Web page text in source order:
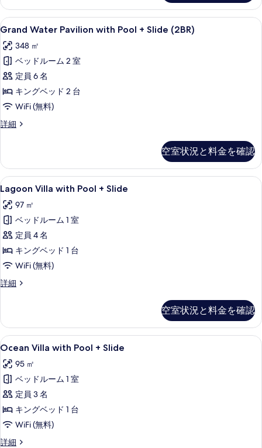
写
真
を
表
示
す
る
Pool
の
詳
Grand
Water
Pavilion
with
Pool
+
Slide
(2BR)
の
べ
て
の
写
真
を
表
示
す
Grand Water Pavilion with Pool +
7
Grand Water Pavilion with Pool + Slide (2BR)
348 ㎡
ベッドルーム 2 室
定員 6 名
キングベッド 2 台
WiFi (無料)
詳細
Grand
Pool
Slide
(2BR)
の
詳
空室状況と料金を確認
Lagoon
Villa
with
Pool
+
Slide
の
す
の
写
真
を
表
示
す
る
Lagoon Villa with Pool + Slide | エジ
6
Lagoon Villa with Pool + Slide
97 ㎡
ベッドルーム 1 室
定員 4 名
キングベッド 1 台
WiFi (無料)
詳細
Lagoon
+
Slide
の
細
空室状況と料金を確認
Ocean
Villa
with
Pool
+
Slide
の
す
Ocean Villa with Pool + Slide | エジ
9
Ocean Villa with Pool + Slide
95 ㎡
ベッドルーム 1 室
定員 3 名
キングベッド 1 台
WiFi (無料)
詳細
Ocean